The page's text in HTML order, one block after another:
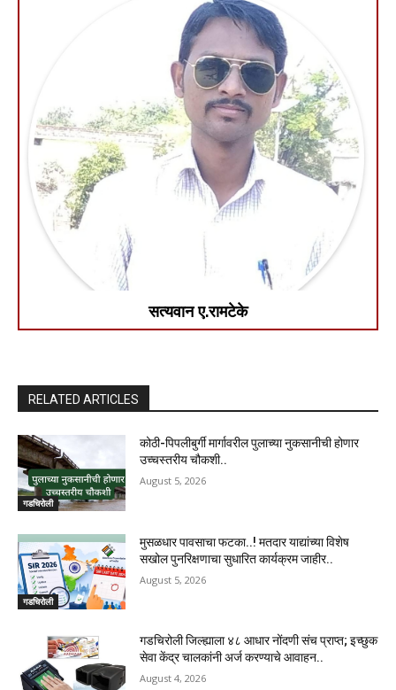
सत्यवान ए.रामटेके
RELATED ARTICLES
गडचिरोली
कोठी-पिपलीबुर्गी मार्गावरील पुलाच्या नुकसानीची होणार
उच्चस्तरीय चौकशी..
August 5, 2026
गडचिरोली
मुसळधार पावसाचा फटका..! मतदार याद्यांच्या विशेष
सखोल पुनरिक्षणाचा सुधारित कार्यक्रम जाहीर..
August 5, 2026
गडचिरोली जिल्ह्याला ४८ आधार नोंदणी संच प्राप्त; इच्छुक
सेवा केंद्र चालकांनी अर्ज करण्याचे आवाहन..
August 4, 2026